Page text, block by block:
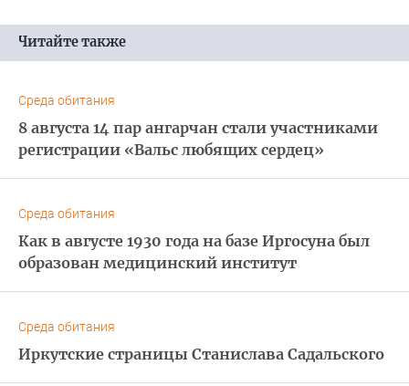
Читайте также
Среда обитания
8 августа 14 пар ангарчан стали участниками
регистрации «Вальс любящих сердец»
Среда обитания
Как в августе 1930 года на базе Иргосуна был
образован медицинский институт
Среда обитания
Иркутские страницы Станислава Садальского